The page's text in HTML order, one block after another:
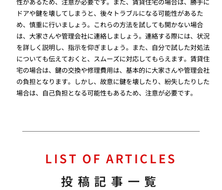
ドアや鍵を壊してしまうと、後々トラブルになる可能性があるた
め、慎重に行いましょう。これらの方法を試しても開かない場合
は、大家さんや管理会社に連絡しましょう。連絡する際には、状況
を詳しく説明し、指示を仰ぎましょう。また、自分で試した対処法
についても伝えておくと、スムーズに対応してもらえます。賃貸住
宅の場合は、鍵の交換や修理費用は、基本的に大家さんや管理会社
の負担となります。しかし、故意に鍵を壊したり、紛失したりした
場合は、自己負担となる可能性もあるため、注意が必要です。
LIST OF ARTICLES
投稿記事一覧